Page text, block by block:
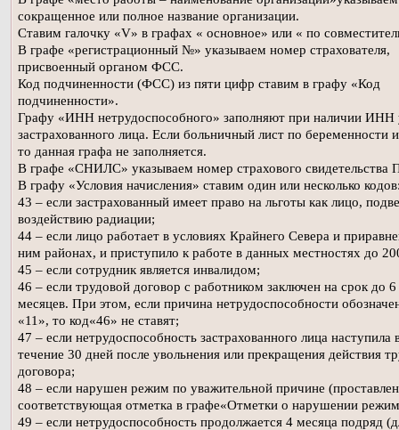
сокращенное или полное название организации.
Ставим галочку «V» в графах « основное» или « по
В графе «регистрационный №» указываем номер страхователя,
присвоенный органом ФСС.
Код подчиненности (ФСС) из пяти цифр ставим в графу «Код
подчиненности».
Графу «ИНН нетрудоспособного» заполняют при наличии ИНН
застрахованного лица. Если больничный лист по беременности
то данная графа не заполняется.
В графе «СНИЛС» указываем номер страхового свидетельства
В графу «Условия начисления» ставим один или несколько
43 – если застрахованный имеет право на льготы как лицо,
воздействию радиации;
44 – если лицо работает в условиях Крайнего Севера и
ним районах, и приступило к работе в данных местностях до
45 – если сотрудник является инвалидом;
46 – если трудовой договор с работником заключен на срок до 6
месяцев. При этом, если причина нетрудоспособности
«11», то код«46» не ставят;
47 – если нетрудоспособность застрахованного лица наступила
течение 30 дней после увольнения или прекращения действия
договора;
48 – если нарушен режим по уважительной причине
соответствующая отметка в графе«Отметки о нарушении
49 – если нетрудоспособность продолжается 4 месяца подряд